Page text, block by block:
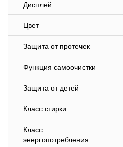
Дисплей
Цвет
Защита от протечек
Функция самоочистки
Защита от детей
Класс стирки
Класс
энергопотребления